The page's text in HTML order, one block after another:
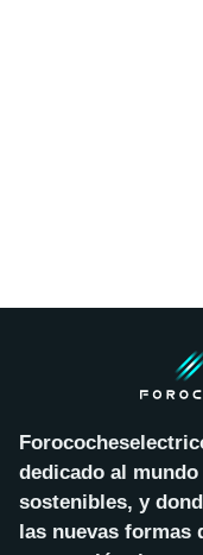
dedicado al
sostenibles, y
las nuevas formas